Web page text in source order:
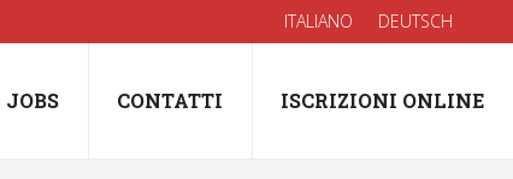
ITALIANO DEUTSCH
JOBS CONTATTI ISCRIZIONI ONLINE